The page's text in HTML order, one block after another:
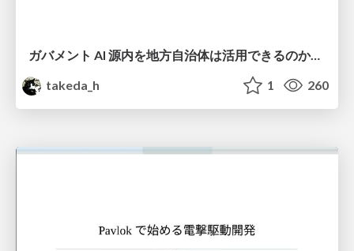
ガバメント AI 源内を地方自治体は活用できるのか 可能性と課題、期待について
takeda_h
1 260